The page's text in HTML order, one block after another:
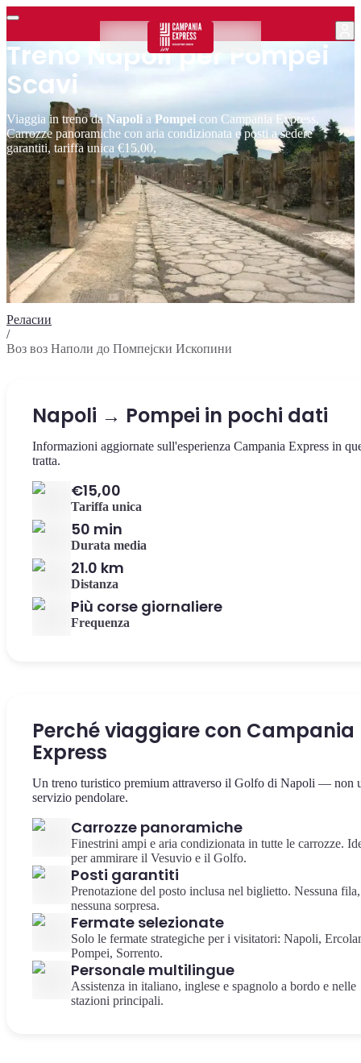
Treno Napoli per Pompei
Scavi
Viaggia in treno da Napoli a Pompei con Campania Express,
Carrozze panoramiche con aria condizionata e posti a sedere
garantiti, tariffa unica €15,00,
Реласии
/
Воз воз Наполи до Помпеjски Ископини
Napoli → Pompei in pochi dati
Informazioni aggiornate sull'esperienza Campania Express in
tratta.
€15,00
Tariffa unica
50 min
Durata media
21.0 km
Distanza
Più corse giornaliere
Frequenza
Perché viaggiare con Campania
Express
Un treno turistico premium attraverso il Golfo di Napoli — non
servizio pendolare.
Carrozze panoramiche
Finestrini ampi e aria condizionata in tutte le carrozze.
per ammirare il Vesuvio e il Golfo.
Posti garantiti
Prenotazione del posto inclusa nel biglietto. Nessuna fila,
nessuna sorpresa.
Fermate selezionate
Solo le fermate strategiche per i visitatori: Napoli,
Pompei, Sorrento.
Personale multilingue
Assistenza in italiano, inglese e spagnolo a bordo e nelle
stazioni principali.